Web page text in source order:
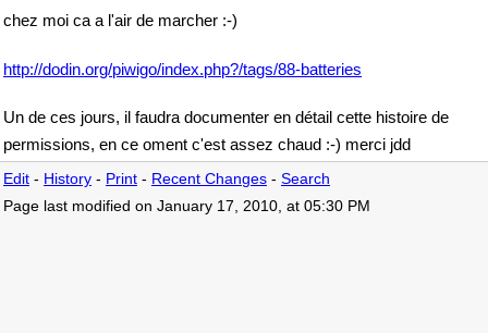
chez moi ca a l'air de marcher :-)
http://dodin.org/piwigo/index.php?/tags/88-batteries
Un de ces jours, il faudra documenter en détail cette histoire de
permissions, en ce oment c'est assez chaud :-) merci jdd
Edit - History - Print - Recent Changes - Search
Page last modified on January 17, 2010, at 05:30 PM